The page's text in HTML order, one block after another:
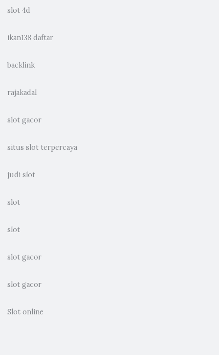
slot 4d
ikan138 daftar
backlink
rajakadal
slot gacor
situs slot terpercaya
judi slot
slot
slot
slot gacor
slot gacor
Slot online